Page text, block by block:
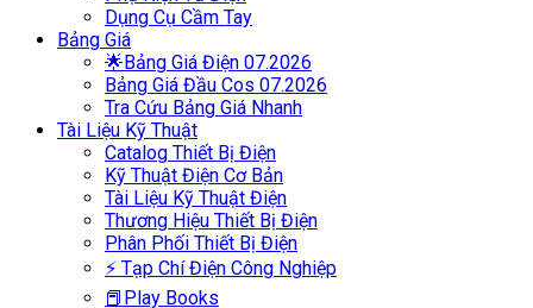
Dụng Cụ Cầm Tay
Bảng Giá
🌟Bảng Giá Điện 07.2026
Bảng Giá Đầu Cos 07.2026
Tra Cứu Bảng Giá Nhanh
Tài Liệu Kỹ Thuật
Catalog Thiết Bị Điện
Kỹ Thuật Điện Cơ Bản
Tài Liệu Kỹ Thuật Điện
Thương Hiệu Thiết Bị Điện
Phân Phối Thiết Bị Điện
⚡ Tạp Chí Điện Công Nghiệp
📕Play Books